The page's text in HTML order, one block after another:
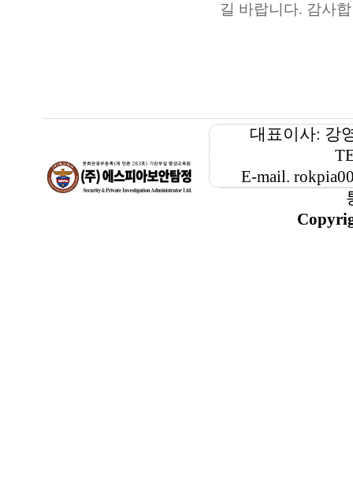
길 바랍니다. 감사
대표이사: 강
E-mail.